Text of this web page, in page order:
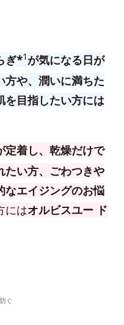
ぎ*1 が気になる日が
方や、潤いに満ちた
を目指したい方には
定着し、乾燥だけで
い方、 ごわつきや
なエイジングのお悩
にはオルビスユー ド
ぐ